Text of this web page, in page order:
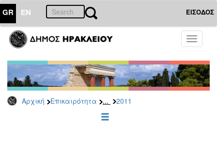
GR EN ΕΙΣΟΔΟΣ
Toggle
Αρχική Επικαιρότητα ... 2011
ΕΠΙΚΑΙΡΟΤΗΤΑ
Τύπου
Αρχείο
2026
2025